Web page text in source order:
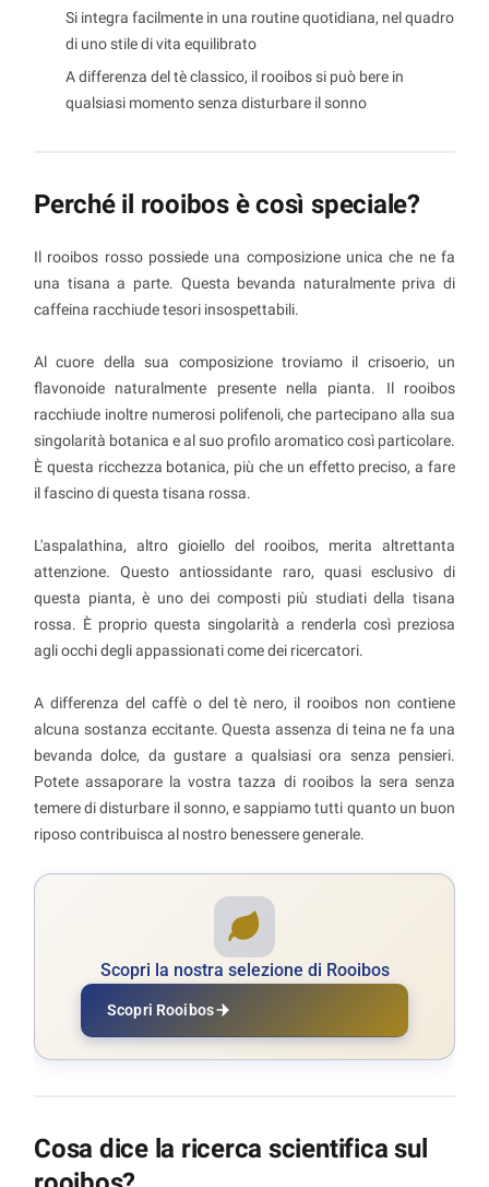
Si integra facilmente in una routine quotidiana, nel quadro
di uno stile di vita equilibrato
A differenza del tè classico, il rooibos si può bere in
qualsiasi momento senza disturbare il sonno
Perché il rooibos è così speciale?
Il rooibos rosso possiede una composizione unica che ne fa
una tisana a parte. Questa bevanda naturalmente priva di
caffeina racchiude tesori insospettabili.
Al cuore della sua composizione troviamo il crisoerio, un
flavonoide naturalmente presente nella pianta. Il rooibos
racchiude inoltre numerosi polifenoli, che partecipano alla sua
singolarità botanica e al suo profilo aromatico così particolare.
È questa ricchezza botanica, più che un effetto preciso, a fare
il fascino di questa tisana rossa.
L'aspalathina, altro gioiello del rooibos, merita altrettanta
attenzione. Questo antiossidante raro, quasi esclusivo di
questa pianta, è uno dei composti più studiati della tisana
rossa. È proprio questa singolarità a renderla così preziosa
agli occhi degli appassionati come dei ricercatori.
A differenza del caffè o del tè nero, il rooibos non contiene
alcuna sostanza eccitante. Questa assenza di teina ne fa una
bevanda dolce, da gustare a qualsiasi ora senza pensieri.
Potete assaporare la vostra tazza di rooibos la sera senza
temere di disturbare il sonno, e sappiamo tutti quanto un buon
riposo contribuisca al nostro benessere generale.
Scopri la nostra selezione di Rooibos
Scopri Rooibos
Cosa dice la ricerca scientifica sul